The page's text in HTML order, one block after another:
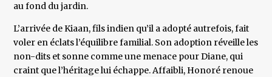
au fond du jardin.
L’arrivée de Kiaan, fils indien qu’il a adopté autrefois, fait
voler en éclats l’équilibre familial. Son adoption réveille les
non-dits et sonne comme une menace pour Diane, qui
craint que l’héritage lui échappe. Affaibli, Honoré renoue